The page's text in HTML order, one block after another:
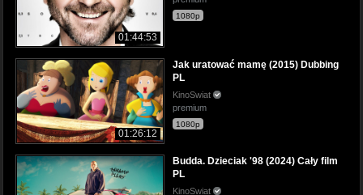
01:44:53
1080p
01:26:12
Jak uratować mamę (2015) Dubbing
PL
KinoSwiat
premium
1080p
Budda. Dzieciak '98 (2024) Cały film
PL
KinoSwiat